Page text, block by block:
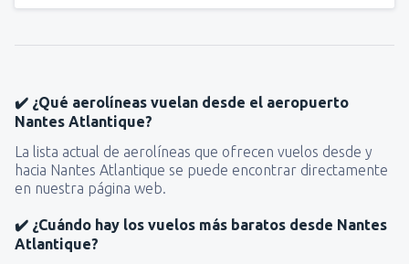
✔️ ¿Qué aerolíneas vuelan desde el aeropuerto
Nantes Atlantique?
La lista actual de aerolíneas que ofrecen vuelos desde y
hacia Nantes Atlantique se puede encontrar directamente
en nuestra página web.
✔️ ¿Cuándo hay los vuelos más baratos desde Nantes
Atlantique?